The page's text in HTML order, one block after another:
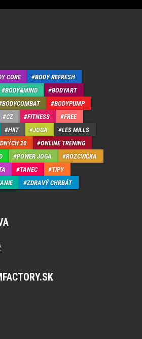
CORE
BODY REFRESH
BODY&MIND
BODYART
BODYCOMBAT
BODYPUMP
CZ FITNESS
FREE
HIIT JOGA
LES MILLS
20
ONLINE TRÉNING
POWER JOGA
ROZCVIČKA
TANEC
TIPY
ZDRAVÝ CHRBÁT